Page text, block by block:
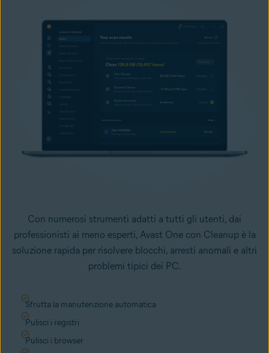
Con numerosi strumenti adatti a tutti gli utenti, dai
professionisti ai meno esperti, Avast One con Cleanup è la
soluzione rapida per risolvere blocchi, arresti anomali e altri
problemi tipici dei PC.
Sfrutta la manutenzione automatica
Pulisci i registri
Pulisci i browser